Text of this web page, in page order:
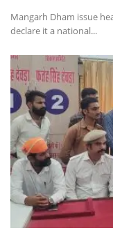
Mangarh Dham issue
declare it a national...